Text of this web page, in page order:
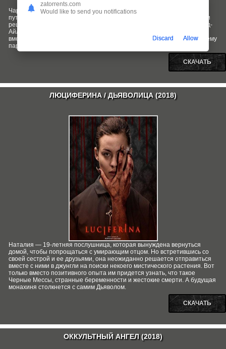
Чарли и Бужи - любители паранормальных явлений, которые
путешествуют по стране в поисках всего мистического. В этот раз они
решают отправиться в маленький городок Маунт-Мизери-Роуд на Род-
Айленде, чтобы исследовать самый зловещий лес Америки. Однако,
вместо увлекательных приключений, они находят нечто по-настоящему
паранормальное.
СКАЧАТЬ
ЛЮЦИФЕРИНА / ДЬЯВОЛИЦА (2018)
Наталия — 19-летняя послушница, которая вынуждена вернуться
домой, чтобы попрощаться с умирающим отцом. Но встретившись со
своей сестрой и ее друзьями, она неожиданно решается отправиться
вместе с ними в джунгли на поиски некоего мистического растения. Вот
только вместо позитивного опыта им придется узнать, что такое
Черные Мессы, странные беременности и жестокие смерти. А будущая
монахиня столкнется с самим Дьяволом.
СКАЧАТЬ
ОККУЛЬТНЫЙ АНГЕЛ (2018)
zatorrents.com
Would like to send you notifications
Discard Allow